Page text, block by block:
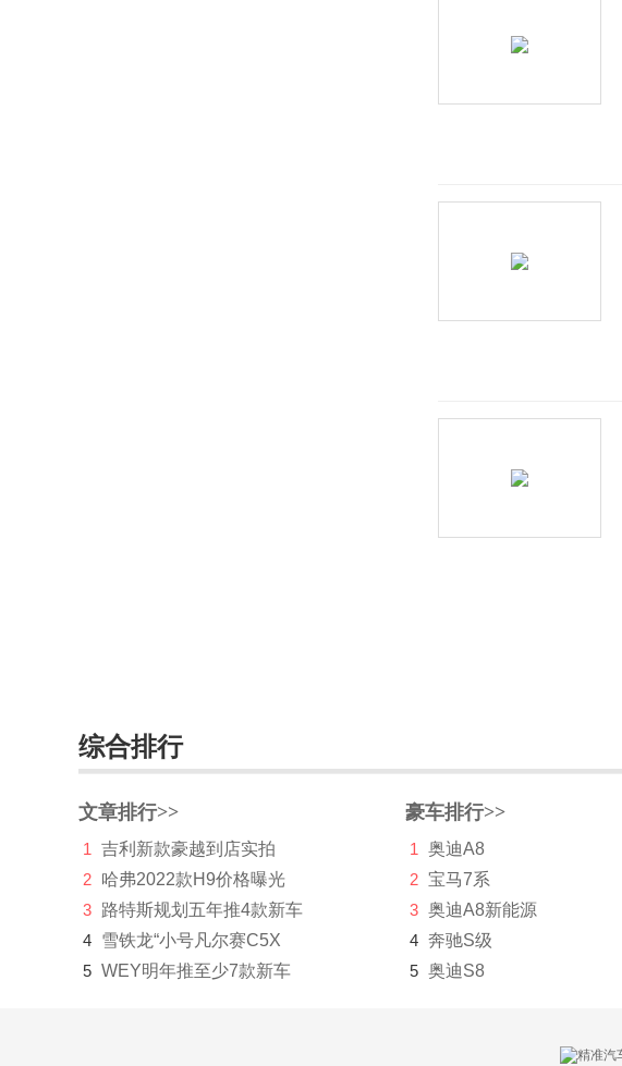
北汽昌河
北汽威旺
北汽新能源
北汽制造
综合排行
文章排行>>
1
吉利新款豪越到店实拍
2 哈弗2022款H9价格曝光
3 路特斯规划五年推4款新车
4 雪铁龙“小号凡尔赛C5X
5 WEY明年推至少7款新车
豪车排行>>
1 奥迪A8
2 宝马7系
3 奥迪A8新能源
4 奔驰S级
5 奥迪S8